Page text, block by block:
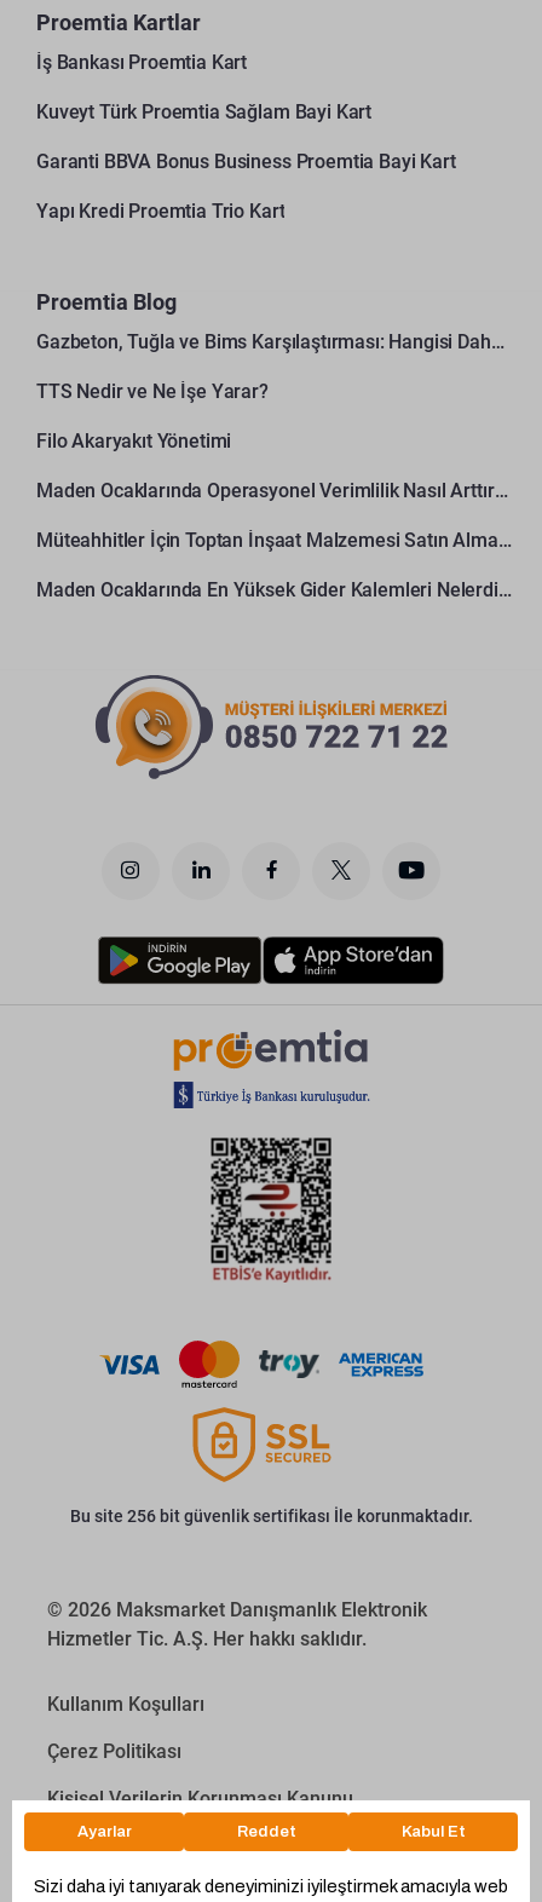
Proemtia Kartlar
İş Bankası Proemtia Kart
Kuveyt Türk Proemtia Sağlam Bayi Kart
Garanti BBVA Bonus Business Proemtia Bayi Kart
Yapı Kredi Proemtia Trio Kart
Proemtia Blog
Gazbeton, Tuğla ve Bims Karşılaştırması: Hangisi Daha Avantajlı?
TTS Nedir ve Ne İşe Yarar?
Filo Akaryakıt Yönetimi
Maden Ocaklarında Operasyonel Verimlilik Nasıl Arttırılır?
Müteahhitler İçin Toptan İnşaat Malzemesi Satın Alma Rehberi
Maden Ocaklarında En Yüksek Gider Kalemleri Nelerdir?
Bu site 256 bit güvenlik sertifikası İle korunmaktadır.
© 2026 Maksmarket Danışmanlık Elektronik
Hizmetler Tic. A.Ş. Her hakkı saklıdır.
Kullanım Koşulları
Çerez Politikası
Kişisel Verilerin Korunması Kanunu
İletişim Aydınlatma Metni
Proyakıt